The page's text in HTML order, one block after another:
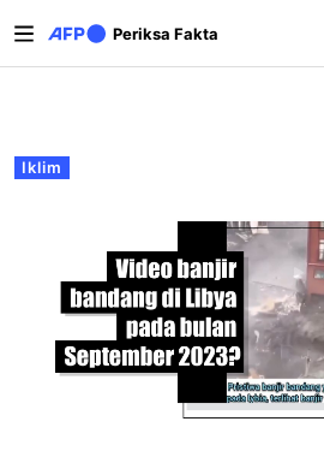
Periksa Fakta
Tab primer
Iklim